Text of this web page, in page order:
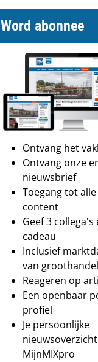
Word abonnee
Ontvang het
Ontvang onze
nieuwsbrief
Toegang tot
content
Geef 3 collega's
cadeau
Inclusief
van
Reageren op
Een openbaar
profiel
Je persoonlijke
MijnMIXpro